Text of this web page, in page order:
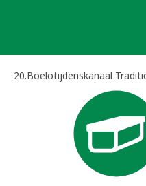
20.Boelotijdenskanaal